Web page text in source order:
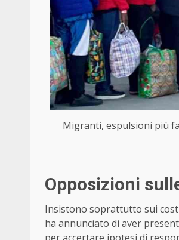
Migranti, espulsioni più
Opposizioni
Insistono soprattutto sui
ha annunciato di aver